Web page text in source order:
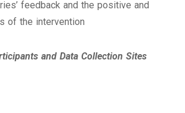
feedback and the positive and
of the intervention
and Data Collection Sites